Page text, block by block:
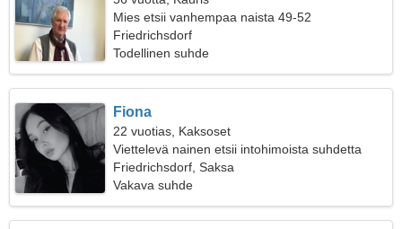
Mies etsii vanhempaa naista 49-52
Friedrichsdorf
Todellinen suhde
Fiona
22 vuotias, Kaksoset
Viettelevä nainen etsii intohimoista suhdetta
Friedrichsdorf, Saksa
Vakava suhde